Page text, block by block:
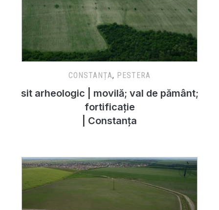
CONSTANȚA, PESTERA
sit arheologic | movilă; val de pământ;
fortificație
| Constanța